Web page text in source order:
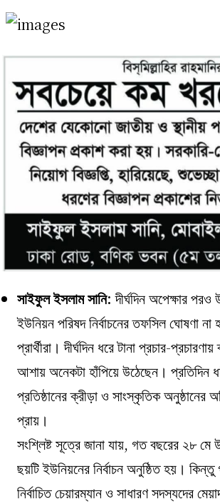
সাইফুল ইসলাম সানি: দীর্ঘদিন অপেক্ষার
ইউনিয়ন পরিষদ নির্বাচনের তফসিল ঘোষণা
প্রার্থীরা। দীর্ঘদিন ধরে টানা প্রচার-
আশায় অনেকটা হাঁপিয়ে উঠেছেন। প্রতিদিন
প্রতিষ্ঠানের ক্রীড়া ও সাংস্কৃতিক অনুষ্ঠানের
প্রায়।
সংশ্লিষ্ট সূত্রে জানা যায়, গত বছরের ২৮
ছয়টি ইউনিয়নের নির্বাচন অনুষ্ঠিত হয়।
নির্বাচিত চেয়ারম্যান ও সাধারণ সদস্যদের